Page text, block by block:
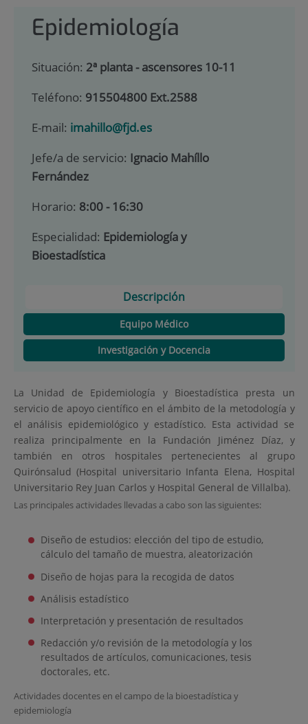
Epidemiología
Situación: 2ª planta - ascensores 10-11
Teléfono: 915504800 Ext.2588
E-mail: imahillo@fjd.es
Jefe/a de servicio: Ignacio Mahíllo
Fernández
Horario: 8:00 - 16:30
Especialidad: Epidemiología y
Bioestadística
Descripción
Equipo Médico
Investigación y Docencia
La Unidad de Epidemiología y Bioestadística presta un
servicio de apoyo científico en el ámbito de la metodología y
el análisis epidemiológico y estadístico. Esta actividad se
realiza principalmente en la Fundación Jiménez Díaz, y
también en otros hospitales pertenecientes al grupo
Quirónsalud (Hospital universitario Infanta Elena, Hospital
Universitario Rey Juan Carlos y Hospital General de Villalba).
Las principales actividades llevadas a cabo son las siguientes:
Diseño de estudios: elección del tipo de estudio,
cálculo del tamaño de muestra, aleatorización
Diseño de hojas para la recogida de datos
Análisis estadístico
Interpretación y presentación de resultados
Redacción y/o revisión de la metodología y los
resultados de artículos, comunicaciones, tesis
doctorales, etc.
Actividades docentes en el campo de la bioestadística y
epidemiología